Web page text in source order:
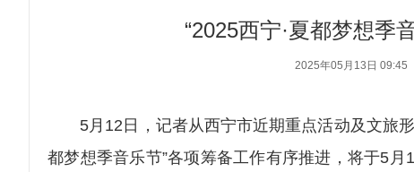
“2025西宁·夏都梦想季
2025年05月13日 09:45
5月12日，记者从西宁市近期重点活动及文旅形
都梦想季音乐节”各项筹备工作有序推进，将于5